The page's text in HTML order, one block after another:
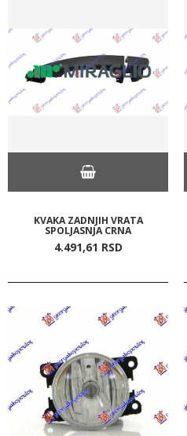
KVAKA ZADNJIH VRATA
SPOLJASNJA CRNA
4.491,61 RSD